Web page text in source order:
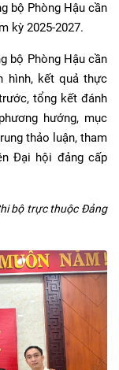
bộ Phòng Hậu cần
kỳ 2025-2027.
Phòng Hậu cần
hình, kết quả thực
tổng kết đánh
hướng, mục
thảo luận, tham
Đại hội đảng cấp
bộ trực thuộc Đảng